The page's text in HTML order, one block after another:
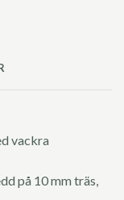
vackra
på 10 mm träs,